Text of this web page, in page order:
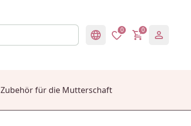
0 0
Zubehör für die Mutterschaft